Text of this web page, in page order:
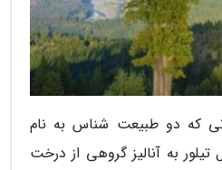
که دو طبیعت شناس به نام
به آنالیز گروهی از درخت